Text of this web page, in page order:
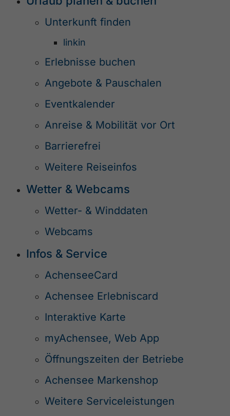
Unterkunft finden
linkin
Erlebnisse buchen
Angebote & Pauschalen
Eventkalender
Anreise & Mobilität vor Ort
Barrierefrei
Weitere Reiseinfos
Wetter & Webcams
Wetter- & Winddaten
Webcams
Infos & Service
AchenseeCard
Achensee Erlebniscard
Interaktive Karte
myAchensee, Web App
Öffnungszeiten der Betriebe
Achensee Markenshop
Weitere Serviceleistungen